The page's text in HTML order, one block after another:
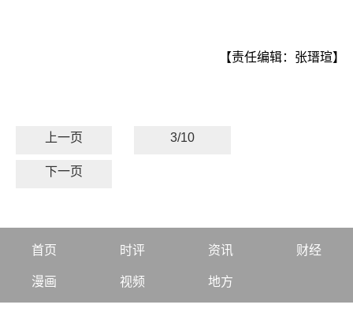
【责任编辑：张瑨瑄】
上一页 3/10
下一页
首页 时评 资讯 财经
漫画 视频 地方